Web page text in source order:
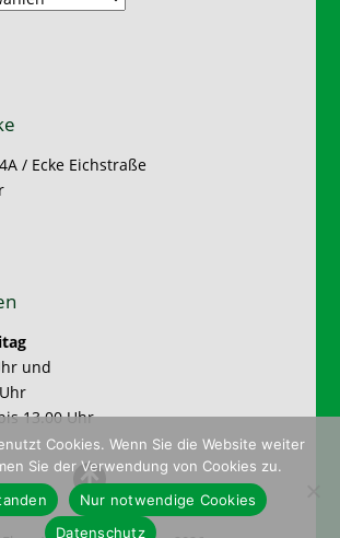
/ Ecke Eichstraße
und
13.00 Uhr
Cookies. Wenn Sie die Website weiter
Sie der Verwendung von Cookies zu.
Nur notwendige Cookies
Datenschutz